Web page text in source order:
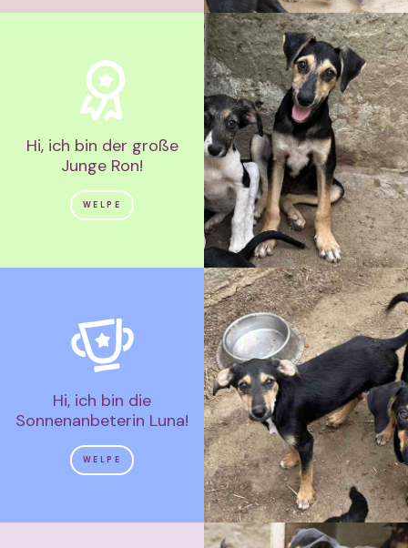
Hi, ich bin der große
Junge Ron!
WELPE
Hi, ich bin die
Sonnenanbeterin Luna!
WELPE